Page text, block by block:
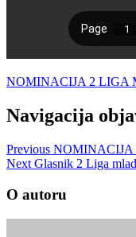
NOMINACIJA 2 LIGA
Navigacija
Previous
Next Glasnik 2 Liga
O autoru